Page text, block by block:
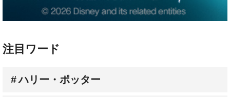
注目ワード
ハリー・ポッター
配信スケジュール